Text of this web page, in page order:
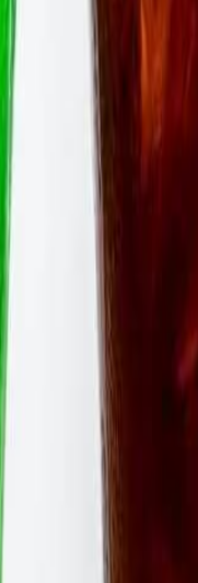
en distintos sabores
jugo natural
comentó: "En
los
la línea del alto
de